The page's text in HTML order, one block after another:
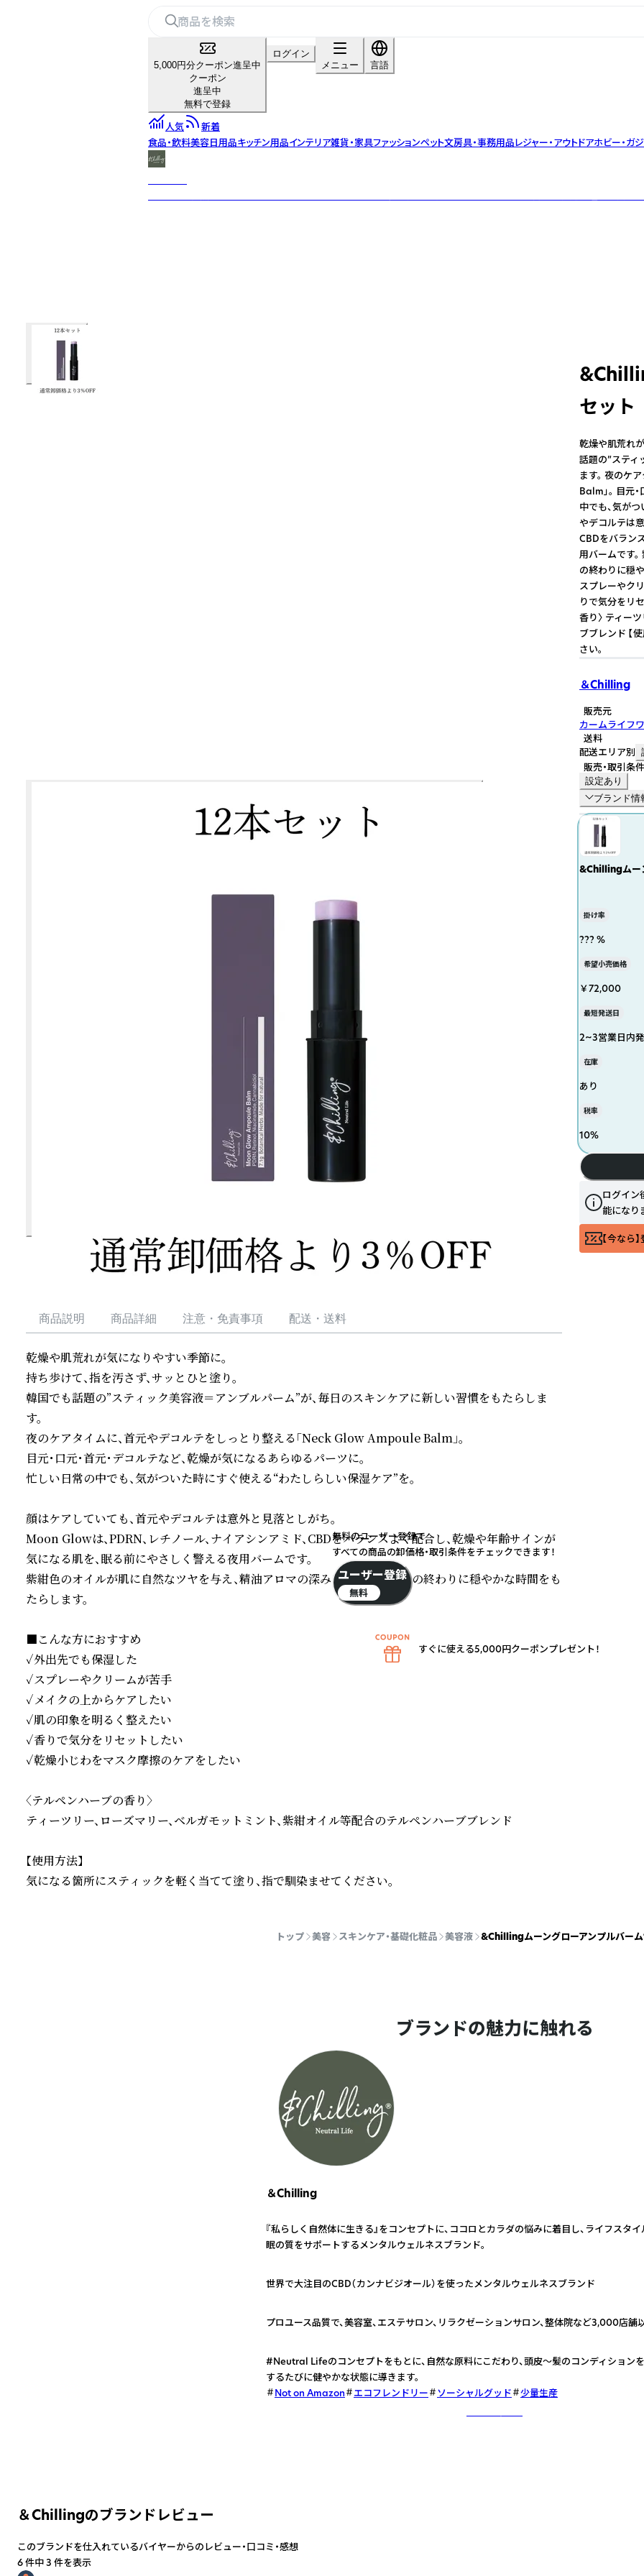
5,000円分クーポン進呈中
クーポン
進呈中
無料で登録
ログイン
メニュー
言語
人気
新着
食品・飲料美容日用品キッチン用品インテリア雑貨・家具ファッションペット文房具・事務用品レジャー・アウトドアホビー・ガ
商品説明 商品詳細 注意・免責事項 配送・送料
乾燥や肌荒れが気になりやすい季節に。
持ち歩けて、指を汚さず、サッとひと塗り。
韓国でも話題の”スティック美容液＝アンブルパーム”が、毎日のスキンケアに新しい習慣をもたらしま
す。
夜のケアタイムに、首元やデコルテをしっとり整える「Neck Glow Ampoule Balm」。
目元・口元・首元・デコルテなど、乾燥が気になるあらゆるパーツに。
忙しい日常の中でも、気がついた時にすぐ使える“わたしらしい保湿ケア”を。
顔はケアしていても、首元やデコルテは意外と見落としがち。
Moon Glowは、PDRN、レチノール、ナイアシンアミド、CBDをバランスよく配合し、乾燥や年齢サインが
気になる肌を、眠る前にやさしく警える夜用バームです。
紫紺色のオイルが肌に自然なツヤを与え、精油アロマの深みある香りが一日の終わりに穏やかな時間をも
たらします。
■こんな方におすすめ
✓外出先でも保湿した
✓スプレーやクリームが苦手
✓メイクの上からケアしたい
✓肌の印象を明るく整えたい
✓香りで気分をリセットしたい
✓乾燥小じわをマスク摩擦のケアをしたい
〈テルペンハーブの香り〉
ティーツリー、ローズマリー、ベルガモットミント、紫紺オイル等配合のテルペンハーブブレンド
【使用方法】
気になる箇所にスティックを軽く当てて塗り、指で馴染ませてください。
セット
乾燥や肌荒れ
話題の”スティ
ます。 夜のケ
Balm」。 目元
中でも、気が
やデコルテは
CBDをバラン
用バームです
の終わりに穏
スプレーやク
りで気分をリ
香り〉 ティー
ブブレンド 【
さい。
＆Chilling
販売元
カームライフ
送料
配送エリア別
販売・取引条件
設定あり
ブランド情
&Chillingムー
掛け率
??? %
希望小売価格
￥72,000
最短発送日
2~3営業日内
在庫
あり
税率
10%
ログイン
能になり
【今なら
トップ 美容 スキンケア・基礎化粧品 美容液 &Chillingムーングローアンプルバー
ブランドの魅力に触れる
＆Chilling
『私らしく自然体に生きる』をコンセプトに、ココロとカラダの悩みに着目し、ライフスタ
眠の質をサポートするメンタルウェルネスブランド。
世界で大注目のCBD（カンナビジオール）を使ったメンタルウェルネスブランド
プロユース品質で、美容室、エステサロン、リラクゼーションサロン、整体院など3,000店舗
#Neutral Lifeのコンセプトをもとに、自然な原料にこだわり、頭皮〜髪のコンディション
するたびに健やかな状態に導きます。
Not on Amazon
エコフレンドリー ソーシャルグッド
少量生産
＆Chillingのブランドレビュー
このブランドを仕入れているバイヤーからのレビュー・口コミ・感想
6 件中 3 件を表示
無料のユーザー登録で
すべての商品の卸価格・取引条件をチェックできます！
ユーザー登録
無料
すぐに使える5,000円クーポンプレゼント！